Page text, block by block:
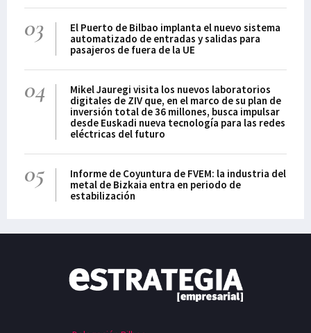
03
El Puerto de Bilbao implanta el nuevo sistema
automatizado de entradas y salidas para
pasajeros de fuera de la UE
04
Mikel Jauregi visita los nuevos laboratorios
digitales de ZIV que, en el marco de su plan de
inversión total de 36 millones, busca impulsar
desde Euskadi nueva tecnología para las redes
eléctricas del futuro
05
Informe de Coyuntura de FVEM: la industria del
metal de Bizkaia entra en periodo de
estabilización